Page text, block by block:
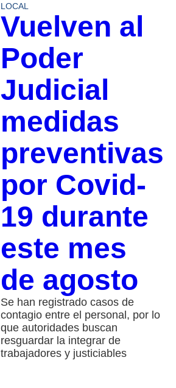
LOCAL
Vuelven al
Poder
Judicial
medidas
preventivas
por Covid-
19 durante
este mes
de agosto
Se han registrado casos de
contagio entre el personal, por lo
que autoridades buscan
resguardar la integrar de
trabajadores y justiciables